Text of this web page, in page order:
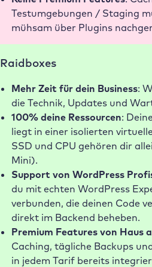
Testumgebungen / Staging
mühsam über Plugins
Raidboxes
Mehr Zeit für dein Business:
die Technik, Updates und
100% deine Ressourcen:
liegt in einer isolierten
SSD und CPU gehören dir
Mini).
Support von WordPress
du mit echten WordPress
verbunden, die deinen Code
direkt im Backend beheben.
Premium Features von Haus
Caching, tägliche Backups
in jedem Tarif bereits